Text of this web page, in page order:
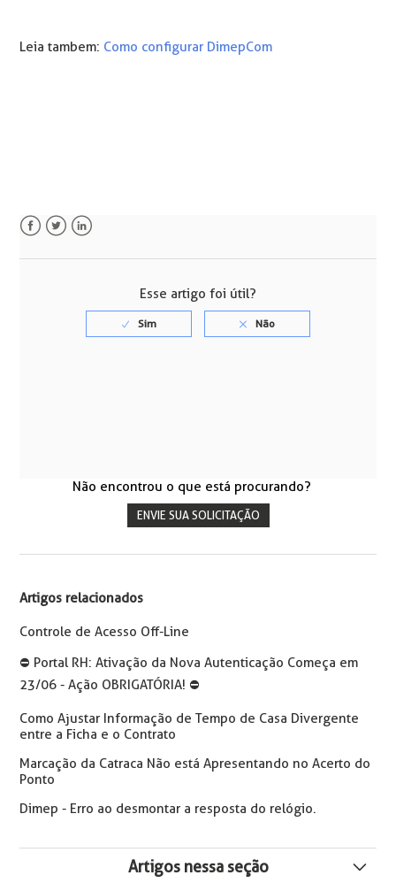
Leia tambem: Como configurar DimepCom
Esse artigo foi útil?
Não encontrou o que está procurando?
ENVIE SUA SOLICITAÇÃO
Artigos relacionados
Controle de Acesso Off-Line
⛔️ Portal RH: Ativação da Nova Autenticação Começa em
23/06 - Ação OBRIGATÓRIA! ⛔️
Como Ajustar Informação de Tempo de Casa Divergente
entre a Ficha e o Contrato
Marcação da Catraca Não está Apresentando no Acerto do
Ponto
Dimep - Erro ao desmontar a resposta do relógio.
Artigos nessa seção